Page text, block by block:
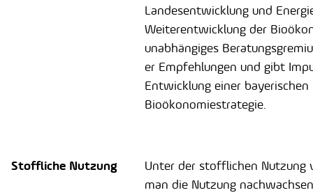
Landesentwicklung und
Weiterentwicklung der
unabhängiges
er Empfehlungen und gibt
Entwicklung einer bayerischen
Bioökonomiestrategie.
Stoffliche Nutzung
Unter der stofflichen Nutzung
man die Nutzung